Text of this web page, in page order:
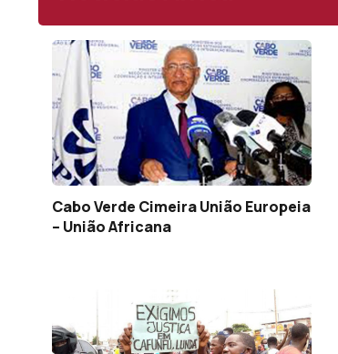
Cabo Verde Cimeira União Europeia
– União Africana